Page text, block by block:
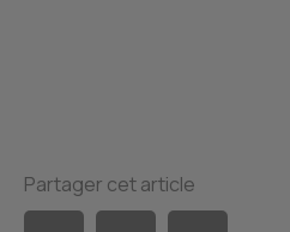
Partager cet article